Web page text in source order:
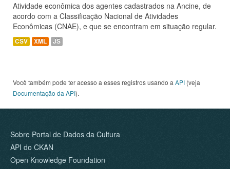
Atividade econômica dos agentes cadastrados na Ancine, de
acordo com a Classificação Nacional de Atividades
Econômicas (CNAE), e que se encontram em situação regular.
CSV XML JS
Você também pode ter acesso a esses registros usando a API (veja
Documentação da API).
Sobre Portal de Dados da Cultura
API do CKAN
Open Knowledge Foundation